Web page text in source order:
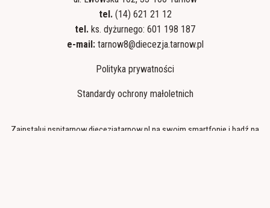
tel. (14) 621 21 12
tel. ks. dyżurnego: 601 198 187
e-mail:tarnow8@diecezja.tarnow.pl
Polityka prywatności
Standardy ochrony małoletnich
Zainstaluj nspjtarnow.diecezjatarnow.pl na swoim smartfonie i bądź na